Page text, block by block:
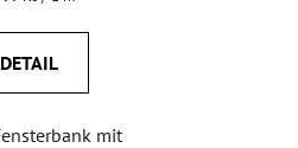
DETAIL
mit